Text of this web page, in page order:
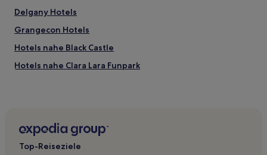
Delgany Hotels
Grangecon Hotels
Hotels nahe Black Castle
Hotels nahe Clara Lara Funpark
Tulfarris Hotels
Top-Reiseziele